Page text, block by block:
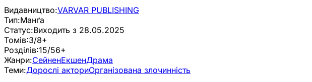
Видавництво:VARVAR PUBLISHING
Тип:Манґа
Статус:Виходить з 28.05.2025
Томів:3/8+
Розділів:15/56+
Жанри:СейненЕкшенДрама
Теми:Дорослі акториОрганізована злочинність